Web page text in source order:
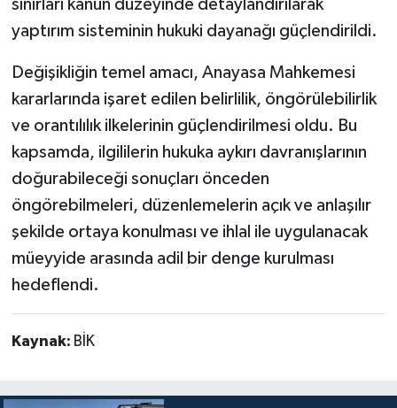
sınırları kanun düzeyinde detaylandırılarak
yaptırım sisteminin hukuki dayanağı güçlendirildi.
Değişikliğin temel amacı, Anayasa Mahkemesi
kararlarında işaret edilen belirlilik, öngörülebilirlik
ve orantılılık ilkelerinin güçlendirilmesi oldu. Bu
kapsamda, ilgililerin hukuka aykırı davranışlarının
doğurabileceği sonuçları önceden
öngörebilmeleri, düzenlemelerin açık ve anlaşılır
şekilde ortaya konulması ve ihlal ile uygulanacak
müeyyide arasında adil bir denge kurulması
hedeflendi.
Kaynak: BİK